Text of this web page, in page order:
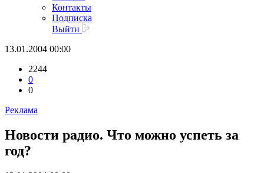
Контакты
Подписка
Выйти
13.01.2004 00:00
2244
0
0
Реклама
Новости радио. Что можно успеть за
год?